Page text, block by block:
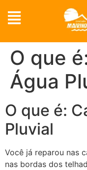
O que
Água
O que é:
Pluvial
Você já reparou nas
nas bordas dos